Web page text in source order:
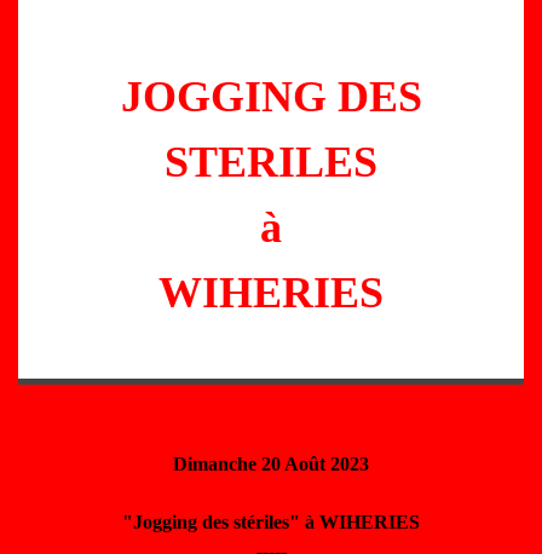
JOGGING DES
STERILES
à
WIHERIES
Dimanche 20 Août 2023
"Jogging des stériles" à WIHERIES